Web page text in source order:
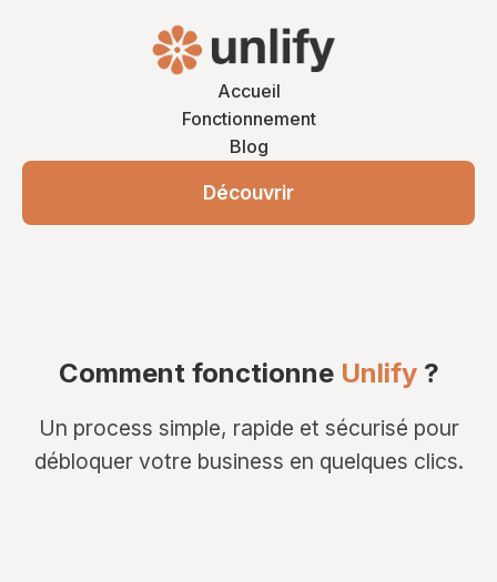
Accueil
Fonctionnement
Blog
Découvrir
Comment fonctionne Unlify?
Un process simple, rapide et sécurisé pour
débloquer votre business en quelques clics.